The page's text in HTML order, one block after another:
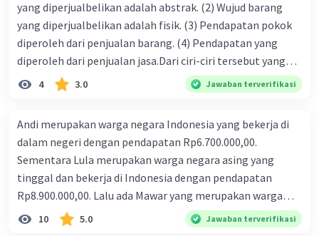
yang diperjualbelikan adalah abstrak. (2) Wujud barang
yang diperjualbelikan adalah fisik. (3) Pendapatan pokok
diperoleh dari penjualan barang. (4) Pendapatan yang
diperoleh dari penjualan jasa.Dari ciri-ciri tersebut yang
merupakan ciri dari perusahaan dagang ditunjukan pada
nomor…. a. 1 dan 3 b. 3 dan 4 c. 2 dan 3 d. 1 dan 2 e. 2 dan 4
4 3.0 Jawaban terverifikasi
Andi merupakan warga negara Indonesia yang bekerja di
dalam negeri dengan pendapatan Rp6.700.000,00.
Sementara Lula merupakan warga negara asing yang
tinggal dan bekerja di Indonesia dengan pendapatan
Rp8.900.000,00. Lalu ada Mawar yang merupakan warga
negara Indonesia yang tinggal dan bekerja di luar negeri
dengan pendapatan Rp11.000.000,00. Hitunglah PNB
10 5.0 Jawaban terverifikasi